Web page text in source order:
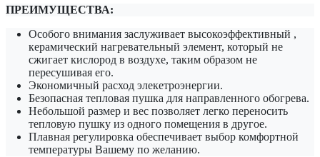
ПРЕИМУЩЕСТВА:
Особого внимания заслуживает высокоэффективный ,
керамический нагревательный элемент, который не
сжигает кислород в воздухе, таким образом не
пересушивая его.
Экономичный расход элекетроэнергии.
Безопасная тепловая пушка для направленного обогрева.
Небольшой размер и вес позволяет легко переносить
тепловую пушку из одного помещения в другое.
Плавная регулировка обеспечивает выбор комфортной
температуры Вашему по желанию.